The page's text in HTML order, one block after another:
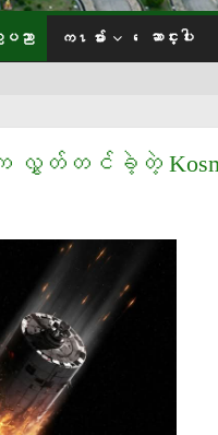
ပညာ က႑မ်ား ေဆာင္းပါး
မွ လႉဒါန္း
တင်ခဲ့တဲ့